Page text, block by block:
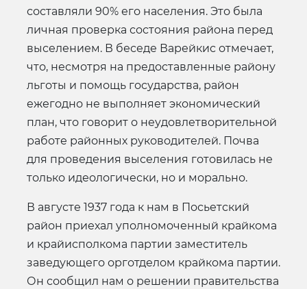
составляли 90% его населения. Это была
личная проверка состояния района перед
выселением. В беседе Варейкис отмечает,
что, несмотря на предоставленные району
льготы и помощь государства, район
ежегодно не выполняет экономический
план, что говорит о неудовлетворительной
работе районных руководителей. Почва
для проведения выселения готовилась не
только идеологически, но и морально.
В августе 1937 года к нам в Посьетский
район приехал уполномоченный крайкома
и крайисполкома партии заместитель
заведующего орготделом крайкома партии.
Он сообщил нам о решении правительства